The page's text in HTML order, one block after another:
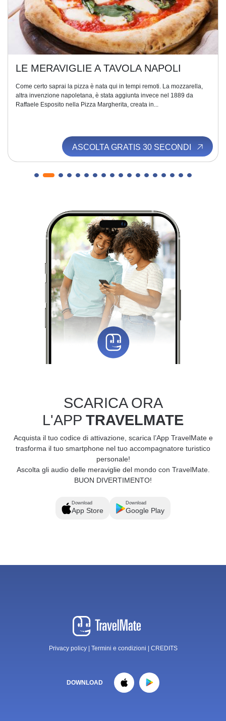
LE MERAVIGLIE A TAVOLA NAPOLI
Come certo saprai la pizza è nata qui in tempi remoti. La mozzarella,
altra invenzione napoletana, è stata aggiunta invece nel 1889 da
Raffaele Esposito nella Pizza Margherita, creata in...
ASCOLTA GRATIS 30 SECONDI
SCARICA ORA
L'APP TRAVELMATE
Acquista il tuo codice di attivazione, scarica l’App TravelMate e
trasforma il tuo smartphone nel tuo accompagnatore turistico
personale!
Ascolta gli audio delle meraviglie del mondo con TravelMate.
BUON DIVERTIMENTO!
Download
App Store
Download
Google Play
Privacy policy| Termini e condizioni CREDITS
DOWNLOAD